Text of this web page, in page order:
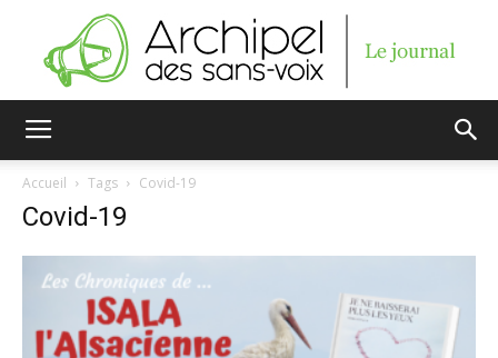
sans-
Accueil Tags Covid-19
Covid-19